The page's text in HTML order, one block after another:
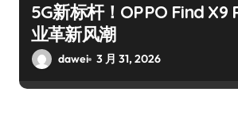
5G新标杆！OPPO Find X9
业革新风潮
dawei 3 月 31, 2026